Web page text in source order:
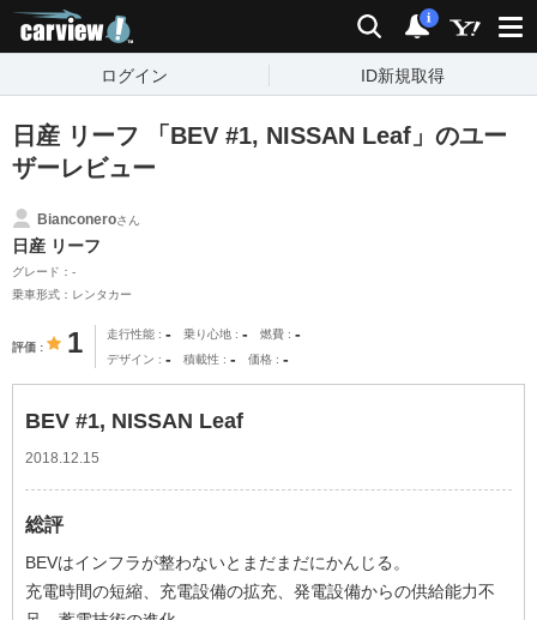
検索 通知
i
ログイン ID新規取得
日産 リーフ 「BEV #1, NISSAN Leaf」のユー
ザーレビュー
Bianconeroさん
日産 リーフ
グレード：-
乗車形式：レンタカー
評価 1 走行性能 - 乗り心地 - 燃費 -
デザイン - 積載性 - 価格 -
BEV #1, NISSAN Leaf
2018.12.15
総評
BEVはインフラが整わないとまだまだにかんじる。
充電時間の短縮、充電設備の拡充、発電設備からの供給能力不